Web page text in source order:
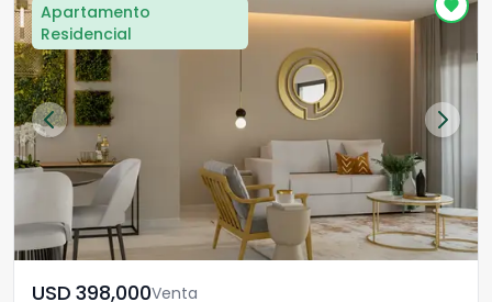
Apartamento
Residencial
USD	398,000Venta